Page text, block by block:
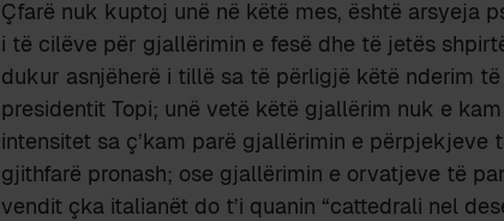
Çfarë nuk kuptoj unë në këtë mes, është arsyeja
i të cilëve për gjallërimin e fesë dhe të jetës
dukur asnjëherë i tillë sa të përligjë këtë nderim
presidentit Topi; unë vetë këtë gjallërim nuk e
intensitet sa ç’kam parë gjallërimin e
gjithfarë pronash; ose gjallërimin e orvatjeve të
vendit çka italianët do t’i quanin “cattedrali nel